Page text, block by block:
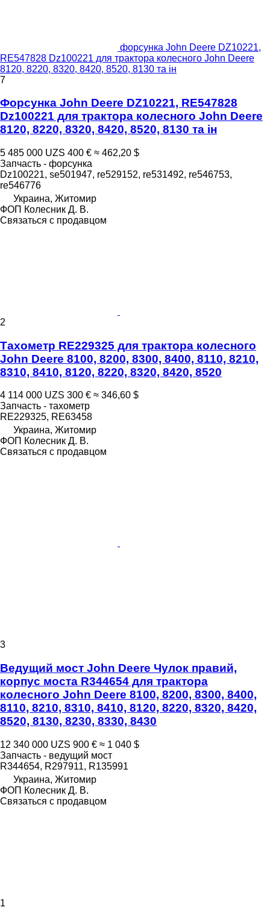
форсунка John Deere DZ10221,
RE547828 Dz100221 для трактора колесного John Deere
8120, 8220, 8320, 8420, 8520, 8130 та ін
7
Форсунка John Deere DZ10221, RE547828
Dz100221 для трактора колесного John Deere
8120, 8220, 8320, 8420, 8520, 8130 та ін
5 485 000 UZS 400 € ≈ 462,20 $
Запчасть - форсунка
Dz100221, se501947, re529152, re531492, re546753,
re546776
Украина, Житомир
ФОП Колесник Д. В.
Связаться с продавцом
2
Тахометр RE229325 для трактора колесного
John Deere 8100, 8200, 8300, 8400, 8110, 8210,
8310, 8410, 8120, 8220, 8320, 8420, 8520
4 114 000 UZS 300 € ≈ 346,60 $
Запчасть - тахометр
RE229325, RE63458
Украина, Житомир
ФОП Колесник Д. В.
Связаться с продавцом
3
Ведущий мост John Deere Чулок правий,
корпус моста R344654 для трактора
колесного John Deere 8100, 8200, 8300, 8400,
8110, 8210, 8310, 8410, 8120, 8220, 8320, 8420,
8520, 8130, 8230, 8330, 8430
12 340 000 UZS 900 € ≈ 1 040 $
Запчасть - ведущий мост
R344654, R297911, R135991
Украина, Житомир
ФОП Колесник Д. В.
Связаться с продавцом
1